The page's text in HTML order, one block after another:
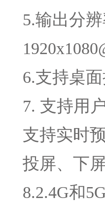
5.输出分辨
6.支持桌
7. 支持用
支持实时
投屏、下
8.2.4G和